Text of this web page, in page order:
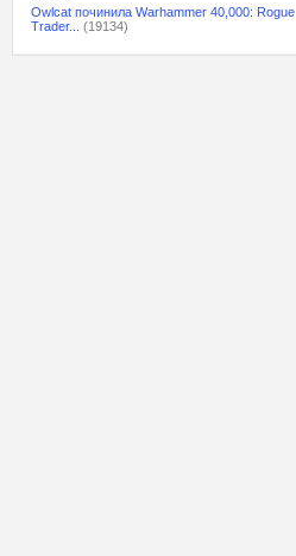
Owlcat починила Warhammer 40,000: Rogue
Trader...
(19134)